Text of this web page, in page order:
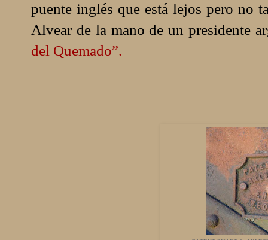
puente inglés que está lejos pero no
Alvear de la mano de un presidente
del Quemado”.